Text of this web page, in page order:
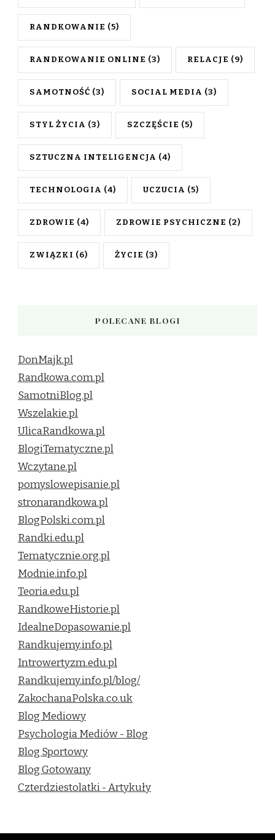
RANDKOWANIE (5)
RANDKOWANIE ONLINE (3) RELACJE (9)
SAMOTNOŚĆ (3) SOCIAL MEDIA (3)
STYL ŻYCIA (3) SZCZĘŚCIE (5)
SZTUCZNA INTELIGENCJA (4)
TECHNOLOGIA (4) UCZUCIA (5)
ZDROWIE (4) ZDROWIE PSYCHICZNE (2)
ZWIĄZKI (6) ŻYCIE (3)
POLECANE BLOGI
DonMajk.pl
Randkowa.com.pl
SamotniBlog.pl
Wszelakie.pl
UlicaRandkowa.pl
BlogiTematyczne.pl
Wczytane.pl
pomyslowepisanie.pl
stronarandkowa.pl
BlogPolski.com.pl
Randki.edu.pl
Tematycznie.org.pl
Modnie.info.pl
Teoria.edu.pl
RandkoweHistorie.pl
IdealneDopasowanie.pl
Randkujemy.info.pl
Introwertyzm.edu.pl
Randkujemy.info.pl/blog/
ZakochanaPolska.co.uk
Blog Mediowy
Psychologia Mediów - Blog
Blog Sportowy
Blog Gotowany
Czterdziestolatki - Artykuły